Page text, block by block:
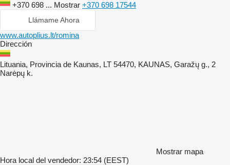
+370 698 ... Mostrar +370 698 17544
Llámame Ahora
www.autoplius.lt/romina
Dirección
Lituania, Provincia de Kaunas, LT 54470, KAUNAS, Garažų g., 2
Narėpų k.
Mostrar mapa
Hora local del vendedor: 23:54 (EEST)